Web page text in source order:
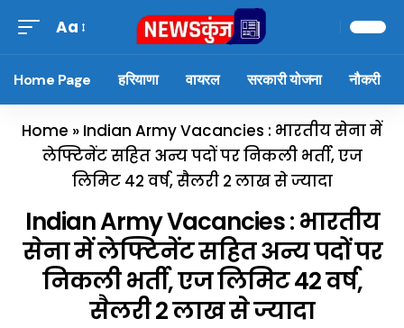
Aa
Home Page हरियाणा वायरल सरकारी योजना नौकरी
Home » Indian Army Vacancies : भारतीय सेना में
लेफ्टिनेंट सहित अन्य पदों पर निकली भर्ती, एज
लिमिट 42 वर्ष, सैलरी 2 लाख से ज्यादा
Indian Army Vacancies : भारतीय
सेना में लेफ्टिनेंट सहित अन्य पदों पर
निकली भर्ती, एज लिमिट 42 वर्ष,
सैलरी 2 लाख से ज्यादा